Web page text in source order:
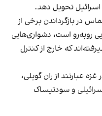
اسرائیل تحویل دهد.
در بازگرداندن برخی از
روبه‌رو است، دشواری‌هایی
که خارج از کنترل
عبارتند از ران گویلی،
و سودتیساک